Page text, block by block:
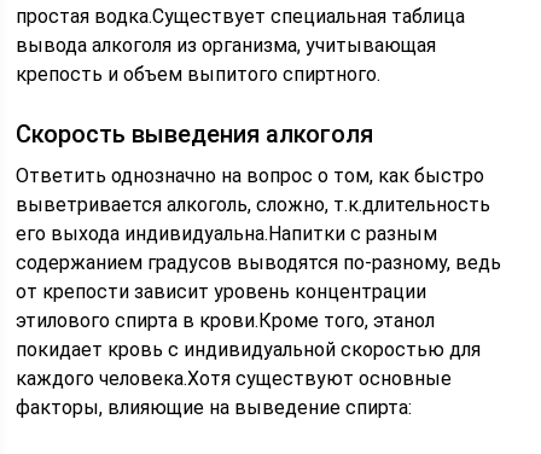
простая водка.Существует специальная таблица
вывода алкоголя из организма, учитывающая
крепость и объем выпитого спиртного.
Скорость выведения алкоголя
Ответить однозначно на вопрос о том, как быстро
выветривается алкоголь, сложно, т.к.длительность
его выхода индивидуальна.Напитки с разным
содержанием градусов выводятся по-разному, ведь
от крепости зависит уровень концентрации
этилового спирта в крови.Кроме того, этанол
покидает кровь с индивидуальной скоростью для
каждого человека.Хотя существуют основные
факторы, влияющие на выведение спирта: